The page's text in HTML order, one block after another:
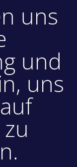
uns
und
uns